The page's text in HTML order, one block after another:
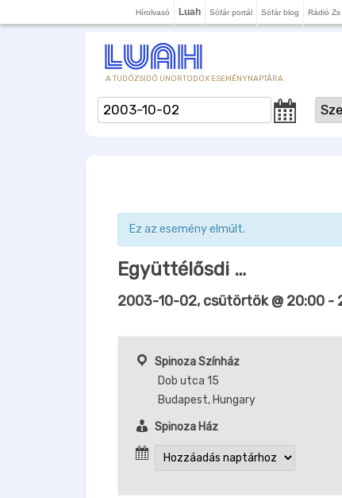
Hírolvasó Luah Sófár portál Sófár blog Rádió Zs
A TUDÓZSIDÓ UNORTODOX ESEMÉNYNAPTÁRA
Ez az esemény elmúlt.
Együttélősdi …
2003-10-02, csütörtök @ 20:00 -
Spinoza Színház
Dob utca 15
Budapest, Hungary
Spinoza Ház